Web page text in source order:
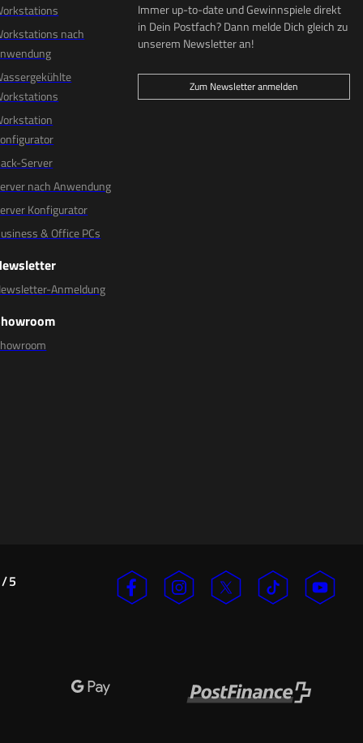
nach
Server
nach Anwendung
Konfigurator
& Office PCs
Anmeldung
Immer up-to-date und Gewinnspiele direkt
in Dein Postfach? Dann melde Dich gleich zu
unserem Newsletter an!
Zum Newsletter anmelden
/5